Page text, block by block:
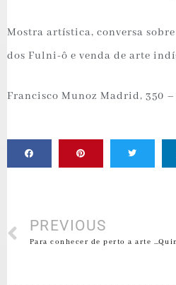
Mostra artística, conversa
dos Fulni-ô e venda de arte
Francisco Munoz Madrid, 350 –
PREVIOUS
Para conhecer de perto a arte indígena no Quintana